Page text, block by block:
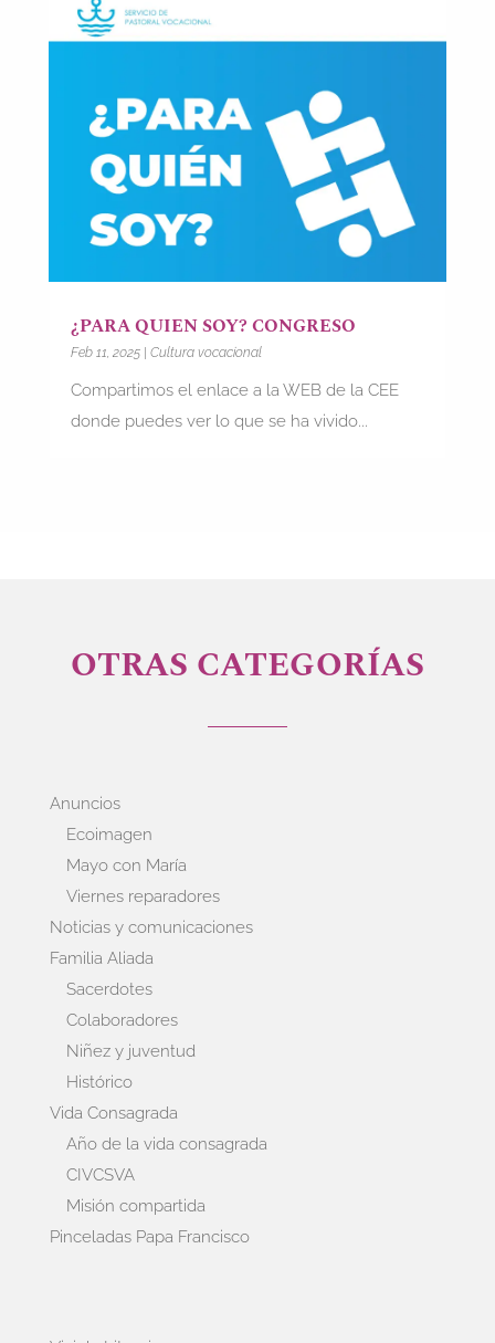
¿PARA QUIEN SOY? CONGRESO
Feb 11, 2025| Cultura vocacional
Compartimos el enlace a la WEB de la CEE
donde puedes ver lo que se ha vivido...
OTRAS CATEGORÍAS
Anuncios
Ecoimagen
Mayo con María
Viernes reparadores
Noticias y comunicaciones
Familia Aliada
Sacerdotes
Colaboradores
Niñez y juventud
Histórico
Vida Consagrada
Año de la vida consagrada
CIVCSVA
Misión compartida
Pinceladas Papa Francisco